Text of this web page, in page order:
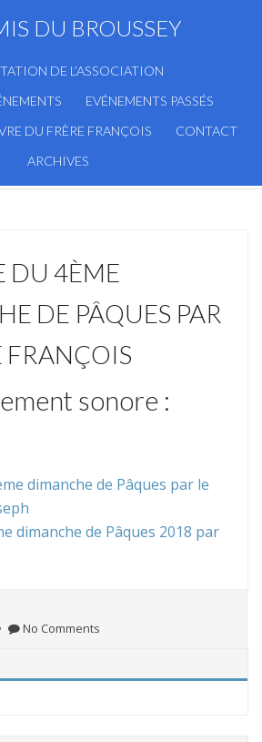
DU BROUSSEY
DE L’ASSOCIATION
EVÉNEMENTS PASSÉS
DU FRÈRE FRANÇOIS
CONTACT
ARCHIVES
DU 4ÈME
DE PÂQUES PAR
FRANÇOIS
sonore :
dimanche de Pâques par le
dimanche de Pâques 2018 par
No Comments